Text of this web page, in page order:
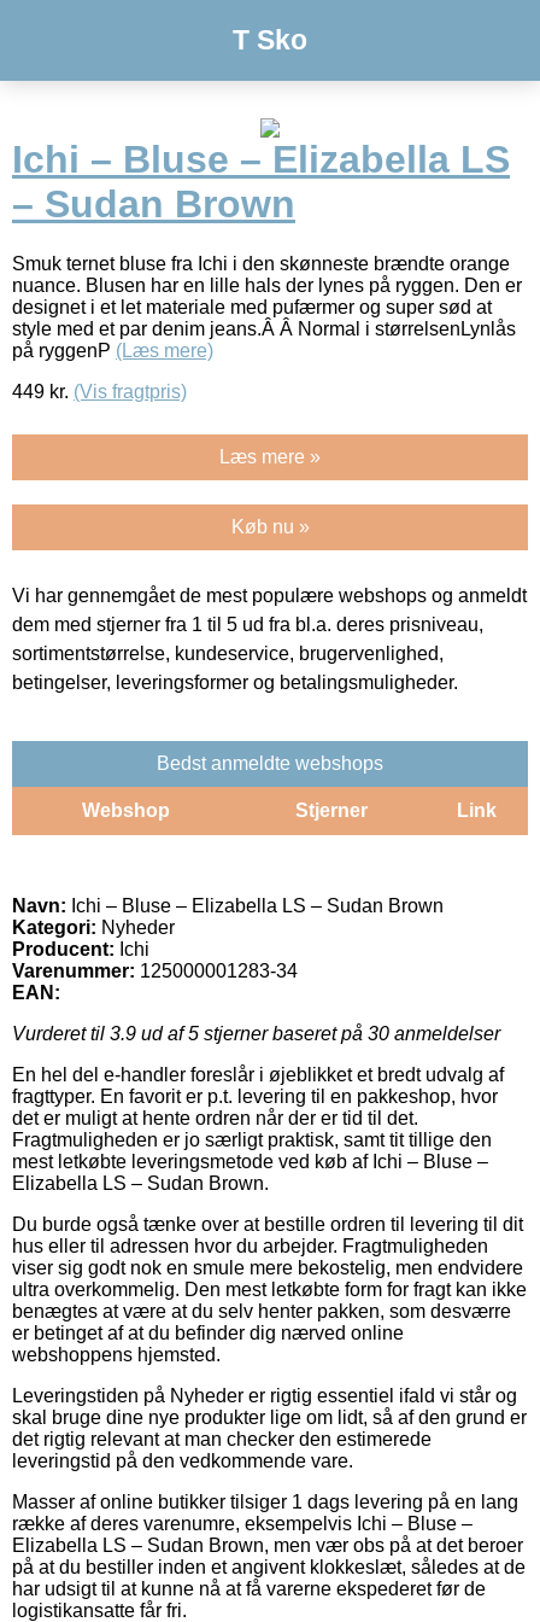
T Sko
Ichi – Bluse – Elizabella LS
– Sudan Brown
Smuk ternet bluse fra Ichi i den skønneste brændte orange
nuance. Blusen har en lille hals der lynes på ryggen. Den er
designet i et let materiale med pufærmer og super sød at
style med et par denim jeans.Â Â Normal i størrelsenLynlås
på ryggenP (Læs mere)
449 kr. (Vis fragtpris)
Læs mere »
Køb nu »
Vi har gennemgået de mest populære webshops og anmeldt
dem med stjerner fra 1 til 5 ud fra bl.a. deres prisniveau,
sortimentstørrelse, kundeservice, brugervenlighed,
betingelser, leveringsformer og betalingsmuligheder.
Bedst anmeldte webshops
Webshop Stjerner Link
Navn: Ichi – Bluse – Elizabella LS – Sudan Brown
Kategori: Nyheder
Producent: Ichi
Varenummer: 125000001283-34
EAN:
Vurderet til 3.9 ud af 5 stjerner baseret på 30 anmeldelser
En hel del e-handler foreslår i øjeblikket et bredt udvalg af
fragttyper. En favorit er p.t. levering til en pakkeshop, hvor
det er muligt at hente ordren når der er tid til det.
Fragtmuligheden er jo særligt praktisk, samt tit tillige den
mest letkøbte leveringsmetode ved køb af Ichi – Bluse –
Elizabella LS – Sudan Brown.
Du burde også tænke over at bestille ordren til levering til dit
hus eller til adressen hvor du arbejder. Fragtmuligheden
viser sig godt nok en smule mere bekostelig, men endvidere
ultra overkommelig. Den mest letkøbte form for fragt kan ikke
benægtes at være at du selv henter pakken, som desværre
er betinget af at du befinder dig nærved online
webshoppens hjemsted.
Leveringstiden på Nyheder er rigtig essentiel ifald vi står og
skal bruge dine nye produkter lige om lidt, så af den grund er
det rigtig relevant at man checker den estimerede
leveringstid på den vedkommende vare.
Masser af online butikker tilsiger 1 dags levering på en lang
række af deres varenumre, eksempelvis Ichi – Bluse –
Elizabella LS – Sudan Brown, men vær obs på at det beroer
på at du bestiller inden et angivent klokkeslæt, således at de
har udsigt til at kunne nå at få varerne ekspederet før de
logistikansatte får fri.